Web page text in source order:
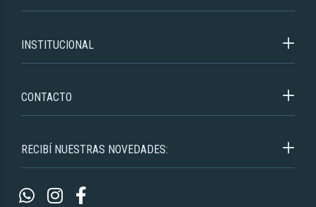
RECIBÍ NUESTRAS NOVEDADES:
INSTITUCIONAL
CONTACTO